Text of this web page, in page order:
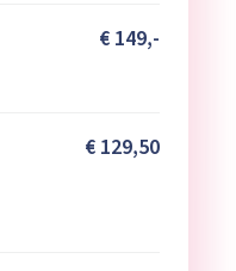
€ 149,-
€ 129,50